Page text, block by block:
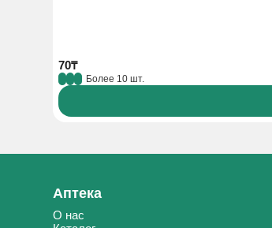
70₸
Более 10 шт.
Аптека
О нас